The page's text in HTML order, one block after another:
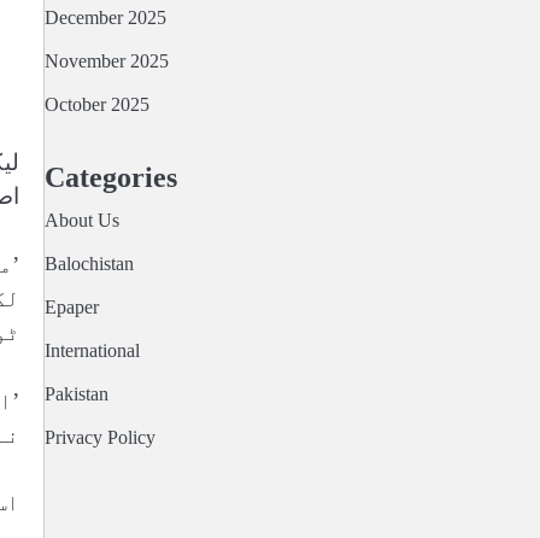
December 2025
November 2025
October 2025
Categories
About Us
Balochistan
Epaper
International
Pakistan
Privacy Policy